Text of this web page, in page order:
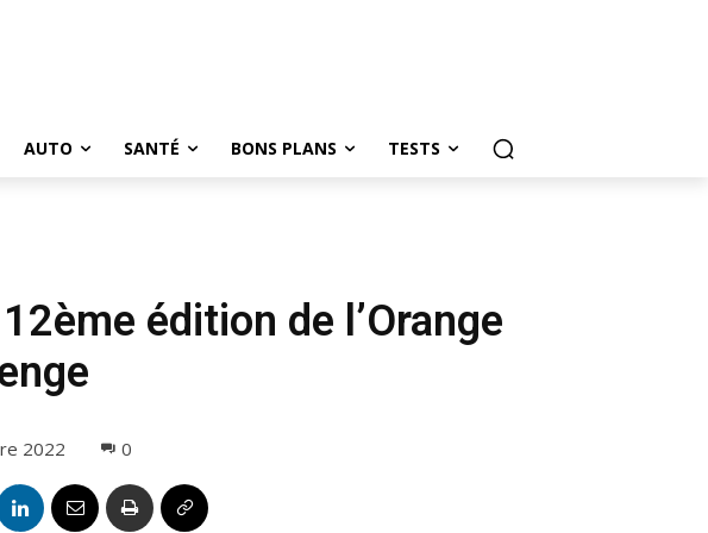
AUTO SANTÉ BONS PLANS TESTS
édition de l’Orange
2022 0